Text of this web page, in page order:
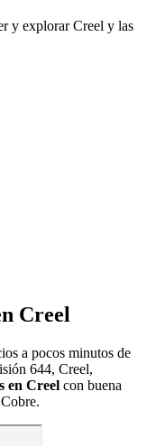
y explorar Creel y las
Creel
a pocos minutos de
644, Creel,
en Creel con buena